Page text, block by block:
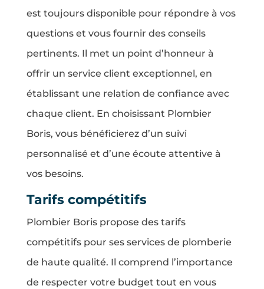
est toujours disponible pour répondre à vos
questions et vous fournir des conseils
pertinents. Il met un point d’honneur à
offrir un service client exceptionnel, en
établissant une relation de confiance avec
chaque client. En choisissant Plombier
Boris, vous bénéficierez d’un suivi
personnalisé et d’une écoute attentive à
vos besoins.
Tarifs compétitifs
Plombier Boris propose des tarifs
compétitifs pour ses services de plomberie
de haute qualité. Il comprend l’importance
de respecter votre budget tout en vous